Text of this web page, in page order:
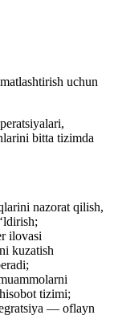
uchun
bitta tizimda
nazorat qilish,
ilovasi
kuzatish
tizimi;
— oflayn